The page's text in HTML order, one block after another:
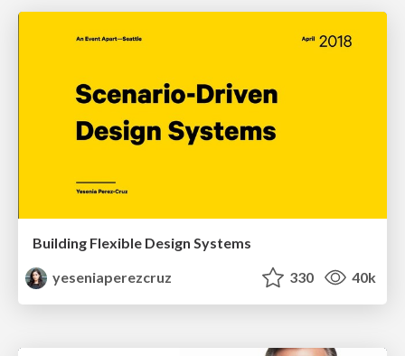
Building Flexible Design Systems
yeseniaperezcruz
330 40k